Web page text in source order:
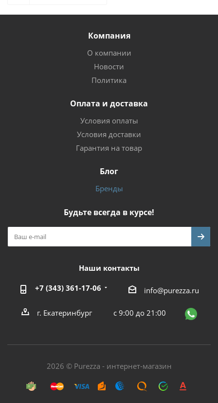
Компания
О компании
Новости
Политика
Оплата и доставка
Условия оплаты
Условия доставки
Гарантия на товар
Блог
Бренды
Будьте всегда в курсе!
Наши контакты
+7 (343) 361-17-06 info@purezza.ru
г. Екатеринбург с 9:00 до 21:00
2026 © Purezza - интернет-магазин